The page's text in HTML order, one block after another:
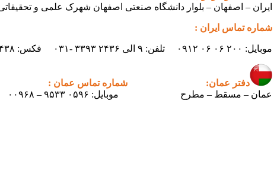
ایران – اصفهان – بلوار دانشگاه صنعتی اصفهان شهرک علمی و تحقیقاتی اصفهان
شماره تماس ایران :
موبایل: ۲۰۰ ۰۶ ۰۶ ۰۹۱۲ تلفن: ۹ الی ۲۴۳۶ ۳۳۹۳ -۰۳۱ فکس: ۲۴۳۸ ۳۳۹۳ -۰۳۱ ایمیل : info.pertican@gmail.com
دفتر عمان:
شماره تماس عمان :
عمان – مسقط – مطرح موبایل: ۰۵۹۶ ۹۵۳۳ – ۰۰۹۶۸